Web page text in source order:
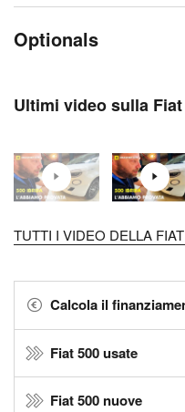
Optionals
Ultimi video sulla Fiat
TUTTI I VIDEO DELLA
Calcola il
Fiat 500 usate
Fiat 500 nuove